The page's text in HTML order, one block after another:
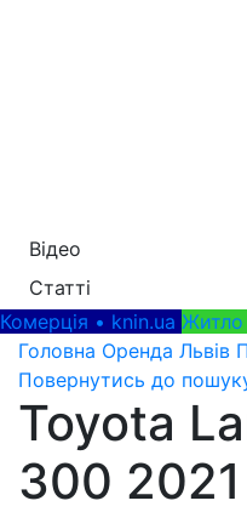
Відео
Статті
Комерція • knin.ua Житло
Головна Оренда Львів
Повернутись до
Toyota
300 2021